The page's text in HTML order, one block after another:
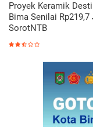
Proyek Keramik
Bima Senilai
SorotNTB